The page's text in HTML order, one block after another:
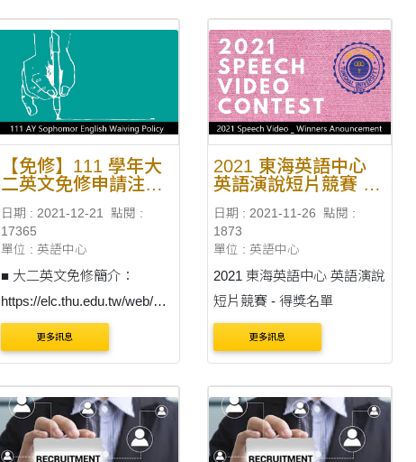
※ 大一英文：
https://form2.thu.edu.tw/1994
97 （英文分級測驗資訊
https://elc.thu.edu.tw....
學、轉系生 2. 110 學年第 1
學期受疫情影響而延遲入境
之大一新生 ■ 開放測驗時
間：2022 年 2 ....
【免修】111 學年大
二英文免修申請注意
新日期：2022 年 8
月 15 日）
日期 : 2021-12-21
點閱 :
17365
單位 : 英語中心
■ 大二英文免修簡介：
https://elc.thu.edu.tw/web/pa
ge/page.php?
scid=31&sid=55 ■ 開放申請
（一）上午 8:00 至 2022 年
6 月 10 日（五）下午 5:00
止 ■ 適用對象：110 學年入
更多訊息
2021 東海英語中心
英語演說短片競賽 -
日期 : 2021-11-26
點閱 :
1873
單位 : 英語中心
2021 東海英語中心 英語演說
短片競賽 - 得獎名單
更多訊息